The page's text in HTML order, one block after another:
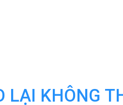
LẠI KHÔNG